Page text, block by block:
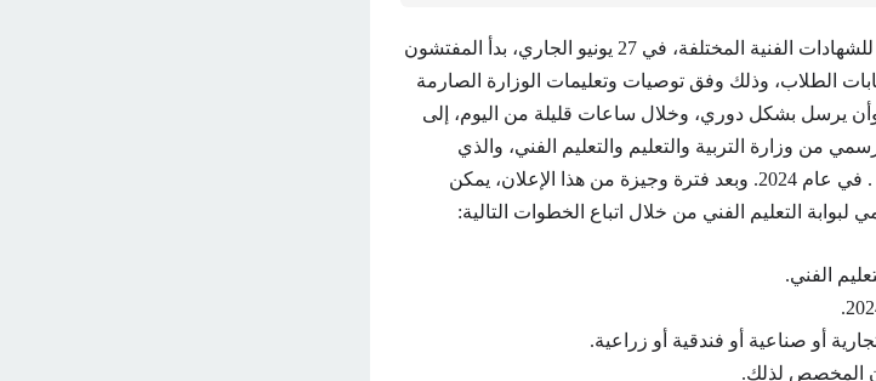
وفور انتهاء طلاب الدبلوم الفني من امتحاناتهم للشهادات الفنية المختلفة، في 27 يونيو الجاري، بدأ المفتشون
الطلاب، وذلك وفق توصيات وتعليمات الوزارة الصارمة
يرسل بشكل دوري، وخلال ساعات قليلة من اليوم، إلى
وزارة التربية والتعليم والتعليم الفني، والذي
سيعتمد نتائج التصحيح رسميًا. الدبلومات الفنية . في عام 2024. وبعد فترة وجيزة من هذا الإعلان، يمكن
لبوابة التعليم الفني من خلال اتباع الخطوات التالية:
الفني.
أو صناعية أو فندقية أو زراعية.
المخصص لذلك.